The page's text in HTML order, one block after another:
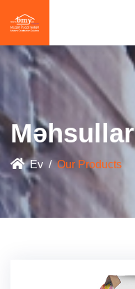
Məhsullar
Ev Our Products